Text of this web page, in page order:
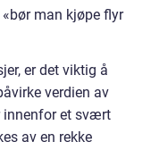
man kjøpe flyr
er det viktig å
verdien av
innenfor et svært
av en rekke